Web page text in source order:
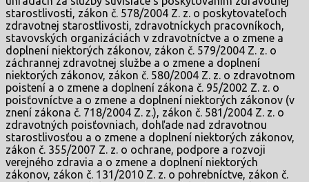
starostlivosti, zákon č. 578/2004 Z. z. o poskytovateľoch
zdravotnej starostlivosti, zdravotníckych pracovníkoch,
stavovských organizáciách v zdravotníctve a o zmene a
doplnení niektorých zákonov, zákon č. 579/2004 Z. z. o
záchrannej zdravotnej službe a o zmene a doplnení
niektorých zákonov, zákon č. 580/2004 Z. z. o zdravotnom
poistení a o zmene a doplnení zákona č. 95/2002 Z. z. o
poisťovníctve a o zmene a doplnení niektorých zákonov (v
znení zákona č. 718/2004 Z. z.), zákon č. 581/2004 Z. z. o
zdravotných poisťovniach, dohľade nad zdravotnou
starostlivosťou a o zmene a doplnení niektorých zákonov,
zákon č. 355/2007 Z. z. o ochrane, podpore a rozvoji
verejného zdravia a o zmene a doplnení niektorých
zákonov, zákon č. 131/2010 Z. z. o pohrebníctve, zákon č.